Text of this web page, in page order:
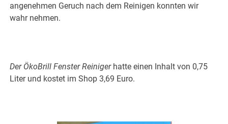
angenehmen Geruch nach dem Reinigen konnten wir
wahr nehmen.
Der ÖkoBrill Fenster Reinigerhatte einen Inhalt von 0,75
Liter und kostet im Shop 3,69 Euro.